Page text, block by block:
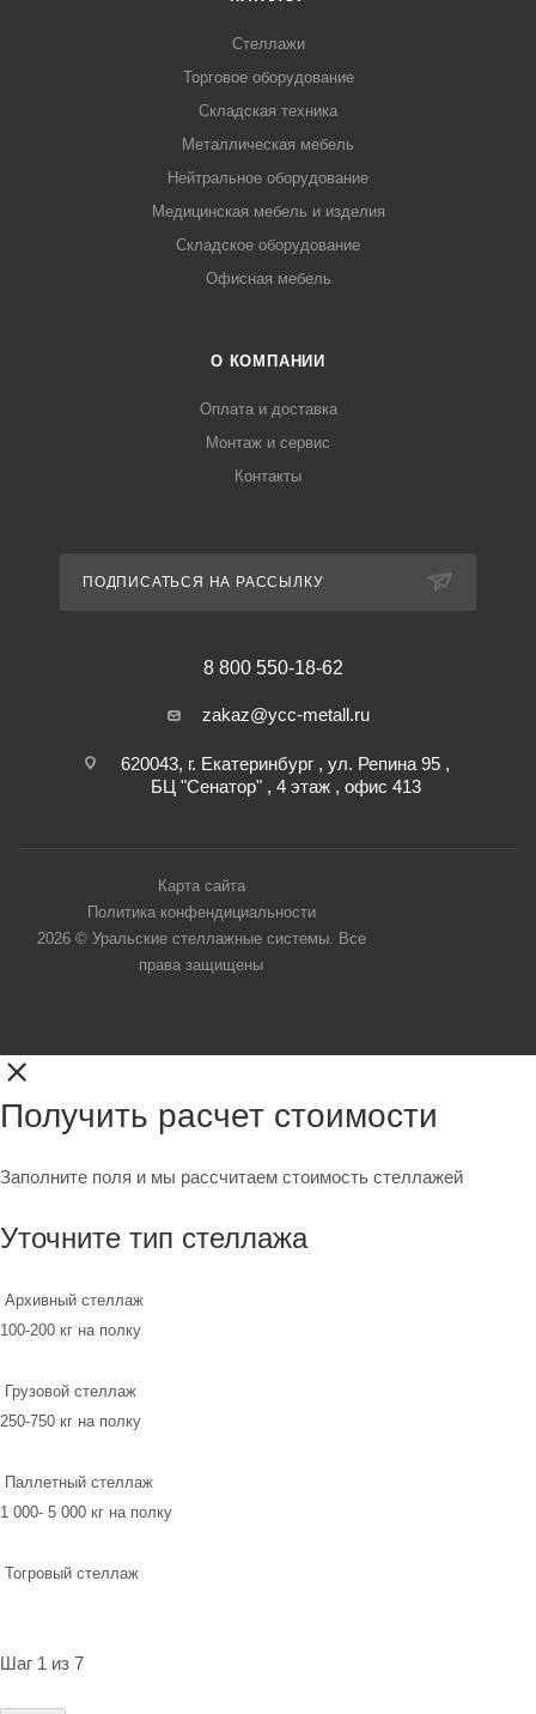
Стеллажи
Торговое оборудование
Складская техника
Металлическая мебель
Нейтральное оборудование
Медицинская мебель и изделия
Складское оборудование
Офисная мебель
О КОМПАНИИ
Оплата и доставка
Монтаж и сервис
Контакты
ПОДПИСАТЬСЯ НА РАССЫЛКУ
8 800 550-18-62
zakaz@ycc-metall.ru
620043, г. Екатеринбург , ул. Репина 95 ,
БЦ "Сенатор" , 4 этаж , офис 413
Карта сайта
Политика конфендициальности
2026 © Уральские стеллажные системы. Все
права защищены
Получить расчет стоимости
Заполните поля и мы рассчитаем стоимость стеллажей
Уточните тип стеллажа
Архивный стеллаж
100-200 кг на полку
Грузовой стеллаж
250-750 кг на полку
Паллетный стеллаж
1 000- 5 000 кг на полку
Тогровый стеллаж
Шаг 1 из 7